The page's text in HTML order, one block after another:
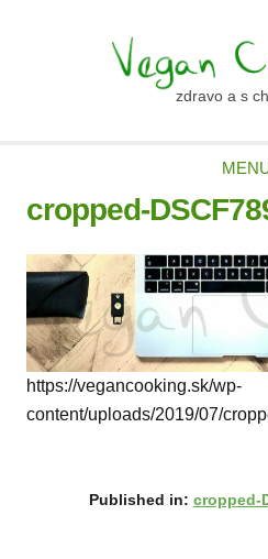
vegancooking.sk
zdravo a s
cropped-
https://vegancooking.sk/wp-
content/uploads/2019/07/
Published in: cropped-